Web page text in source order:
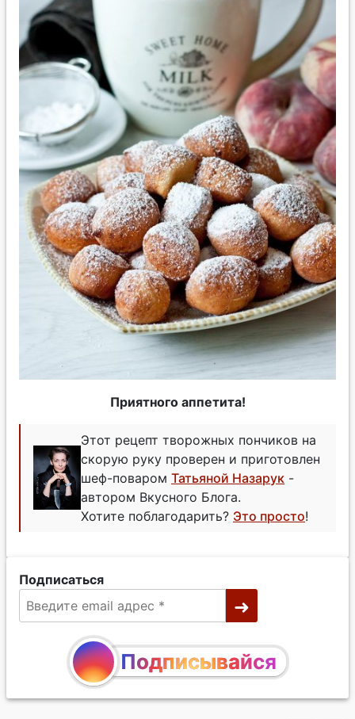
Приятного аппетита!
Этот рецепт творожных пончиков на
скорую руку проверен и приготовлен
шеф-поваром Татьяной Назарук -
автором Вкусного Блога.
Хотите поблагодарить? Это просто!
Подписаться
Подписывайся